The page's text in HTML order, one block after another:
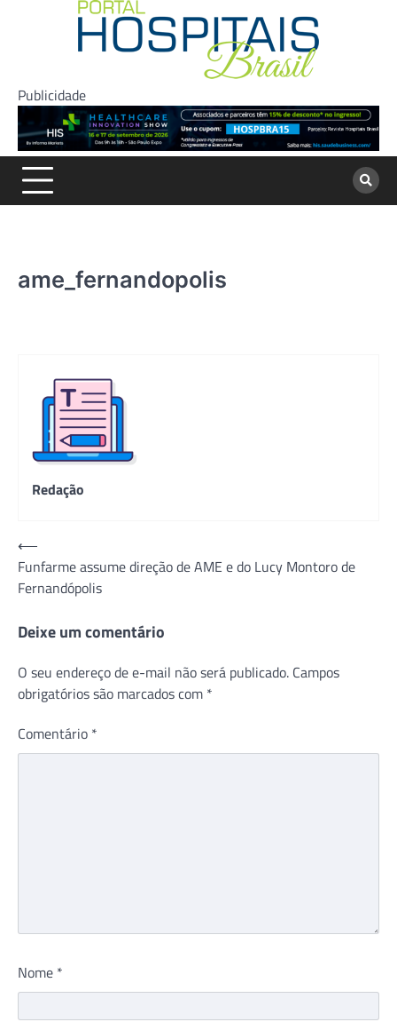
Publicidade
ame_fernandopolis
Redação
Navegação
de
Post
⟵
Funfarme assume direção de AME e do Lucy Montoro de
Fernandópolis
Deixe um comentário
O seu endereço de e-mail não será publicado. Campos
obrigatórios são marcados com *
Comentário *
Nome *